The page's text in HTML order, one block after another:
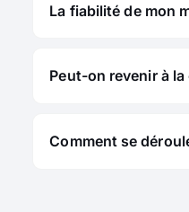
La fiabilité de mon
Peut-on revenir à
Comment se